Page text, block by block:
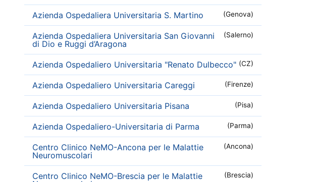
Azienda Ospedaliera Universitaria S. Martino (Genova)
Azienda Ospedaliera Universitaria San Giovanni
di Dio e Ruggi d’Aragona
(Salerno)
Azienda Ospedaliero Universitaria "Renato Dulbecco" (CZ)
Azienda Ospedaliero Universitaria Careggi (Firenze)
Azienda Ospedaliero Universitaria Pisana (Pisa)
Azienda Ospedaliero-Universitaria di Parma (Parma)
Centro Clinico NeMO-Ancona per le Malattie
Neuromuscolari
(Ancona)
Centro Clinico NeMO-Brescia per le Malattie
(Brescia)